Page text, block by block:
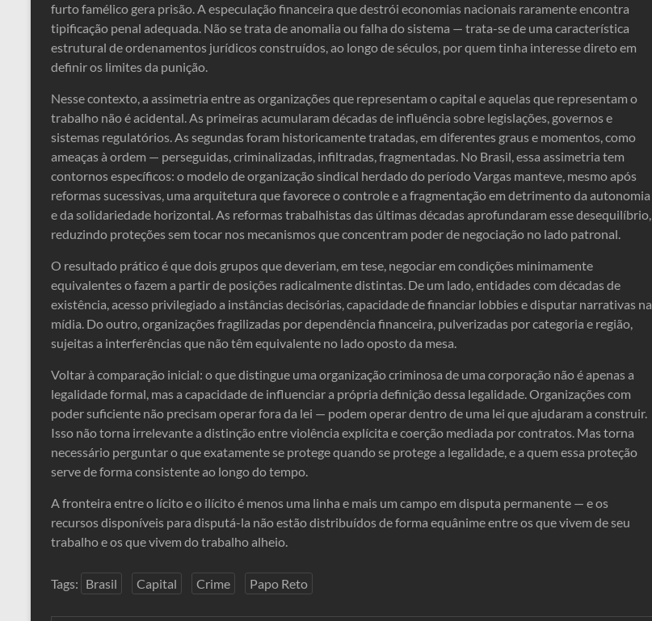
furto famélico gera prisão. A especulação financeira que destrói economias nacionais raramente encontra
tipificação penal adequada. Não se trata de anomalia ou falha do sistema — trata-se de uma característica
estrutural de ordenamentos jurídicos construídos, ao longo de séculos, por quem tinha interesse direto em
definir os limites da punição.
Nesse contexto, a assimetria entre as organizações que representam o capital e aquelas que representam o
trabalho não é acidental. As primeiras acumularam décadas de influência sobre legislações, governos e
sistemas regulatórios. As segundas foram historicamente tratadas, em diferentes graus e momentos, como
ameaças à ordem — perseguidas, criminalizadas, infiltradas, fragmentadas. No Brasil, essa assimetria tem
contornos específicos: o modelo de organização sindical herdado do período Vargas manteve, mesmo após
reformas sucessivas, uma arquitetura que favorece o controle e a fragmentação em detrimento da autonomia
e da solidariedade horizontal. As reformas trabalhistas das últimas décadas aprofundaram esse desequilíbrio,
reduzindo proteções sem tocar nos mecanismos que concentram poder de negociação no lado patronal.
O resultado prático é que dois grupos que deveriam, em tese, negociar em condições minimamente
equivalentes o fazem a partir de posições radicalmente distintas. De um lado, entidades com décadas de
existência, acesso privilegiado a instâncias decisórias, capacidade de financiar lobbies e disputar narrativas na
mídia. Do outro, organizações fragilizadas por dependência financeira, pulverizadas por categoria e região,
sujeitas a interferências que não têm equivalente no lado oposto da mesa.
Voltar à comparação inicial: o que distingue uma organização criminosa de uma corporação não é apenas a
legalidade formal, mas a capacidade de influenciar a própria definição dessa legalidade. Organizações com
poder suficiente não precisam operar fora da lei — podem operar dentro de uma lei que ajudaram a construir.
Isso não torna irrelevante a distinção entre violência explícita e coerção mediada por contratos. Mas torna
necessário perguntar o que exatamente se protege quando se protege a legalidade, e a quem essa proteção
serve de forma consistente ao longo do tempo.
A fronteira entre o lícito e o ilícito é menos uma linha e mais um campo em disputa permanente — e os
recursos disponíveis para disputá-la não estão distribuídos de forma equânime entre os que vivem de seu
trabalho e os que vivem do trabalho alheio.
Tags: Brasil Capital Crime Papo Reto